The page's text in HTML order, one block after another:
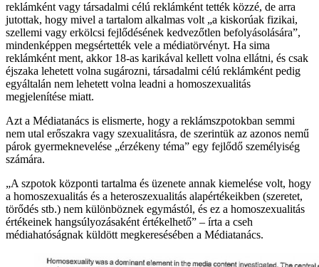
reklámként vagy társadalmi célú reklámként tették közzé, de arra
jutottak, hogy mivel a tartalom alkalmas volt „a kiskorúak fizikai,
szellemi vagy erkölcsi fejlődésének kedvezőtlen befolyásolására”,
mindenképpen megsértették vele a médiatörvényt. Ha sima
reklámként ment, akkor 18-as karikával kellett volna ellátni, és csak
éjszaka lehetett volna sugározni, társadalmi célú reklámként pedig
egyáltalán nem lehetett volna leadni a homoszexualitás
megjelenítése miatt.
Azt a Médiatanács is elismerte, hogy a reklámszpotokban semmi
nem utal erőszakra vagy szexualitásra, de szerintük az azonos nemű
párok gyermeknevelése „érzékeny téma” egy fejlődő személyiség
számára.
„A szpotok központi tartalma és üzenete annak kiemelése volt, hogy
a homoszexualitás és a heteroszexualitás alapértékeikben (szeretet,
törődés stb.) nem különböznek egymástól, és ez a homoszexualitás
értékeinek hangsúlyozásaként értékelhető” – írta a cseh
médiahatóságnak küldött megkeresésében a Médiatanács.